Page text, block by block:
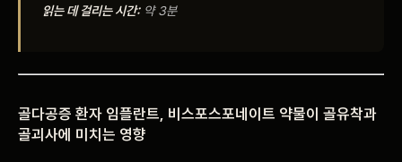
읽는 데 걸리는 시간:약 3분
골다공증 환자 임플란트, 비스포스포네이트 약물이 골유착과
골괴사에 미치는 영향